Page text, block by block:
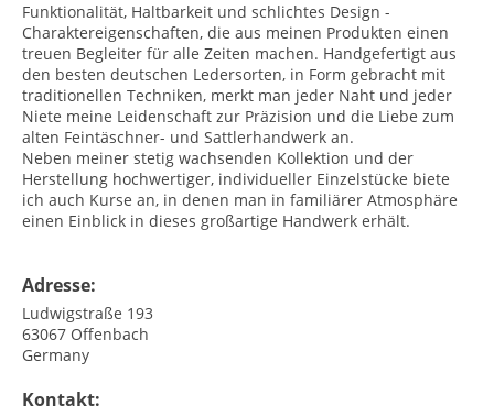
Funktionalität, Haltbarkeit und schlichtes Design -
Charaktereigenschaften, die aus meinen Produkten einen
treuen Begleiter für alle Zeiten machen. Handgefertigt aus
den besten deutschen Ledersorten, in Form gebracht mit
traditionellen Techniken, merkt man jeder Naht und jeder
Niete meine Leidenschaft zur Präzision und die Liebe zum
alten Feintäschner- und Sattlerhandwerk an.
Neben meiner stetig wachsenden Kollektion und der
Herstellung hochwertiger, individueller Einzelstücke biete
ich auch Kurse an, in denen man in familiärer Atmosphäre
einen Einblick in dieses großartige Handwerk erhält.
Adresse:
Ludwigstraße 193
63067 Offenbach
Germany
Kontakt: